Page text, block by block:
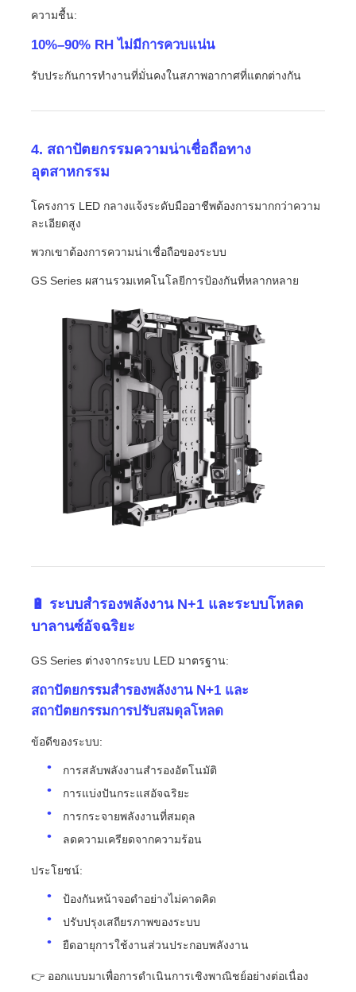
ความชื้น:
10%–90% RH ไม่มีการควบแน่น
รับประกันการทำงานที่มั่นคงในสภาพอากาศที่แตกต่างกัน
4. สถาปัตยกรรมความน่าเชื่อถือทาง
อุตสาหกรรม
โครงการ LED กลางแจ้งระดับมืออาชีพต้องการมากกว่าความ
ละเอียดสูง
พวกเขาต้องการความน่าเชื่อถือของระบบ
GS Series ผสานรวมเทคโนโลยีการป้องกันที่หลากหลาย
🔋 ระบบสำรองพลังงาน N+1 และระบบโหลด
บาลานซ์อัจฉริยะ
GS Series ต่างจากระบบ LED มาตรฐาน:
สถาปัตยกรรมสำรองพลังงาน N+1 และ
สถาปัตยกรรมการปรับสมดุลโหลด
ข้อดีของระบบ:
การสลับพลังงานสำรองอัตโนมัติ
การแบ่งปันกระแสอัจฉริยะ
การกระจายพลังงานที่สมดุล
ลดความเครียดจากความร้อน
ประโยชน์:
ป้องกันหน้าจอดำอย่างไม่คาดคิด
ปรับปรุงเสถียรภาพของระบบ
ยืดอายุการใช้งานส่วนประกอบพลังงาน
👉 ออกแบบมาเพื่อการดำเนินการเชิงพาณิชย์อย่างต่อเนื่อง